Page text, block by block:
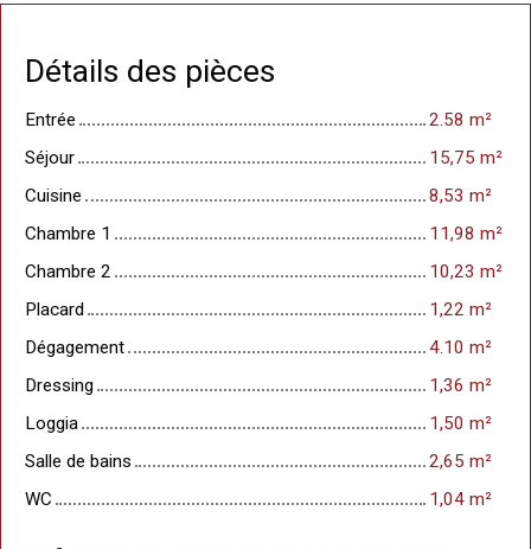
Détails des pièces
Entrée
2.58 m²
Séjour
15,75 m²
Cuisine
8,53 m²
Chambre 1
11,98 m²
Chambre 2
10,23 m²
Placard
1,22 m²
Dégagement
4.10 m²
Dressing
1,36 m²
Loggia
1,50 m²
Salle de bains
2,65 m²
WC
1,04 m²